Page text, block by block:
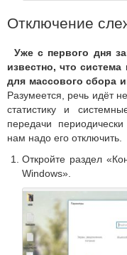
Отключение
Уже с первого дня
известно, что
для массового сбора
Разумеется, речь идёт
статистику и
передачи
нам надо его отключить.
Откройте раздел
Windows».